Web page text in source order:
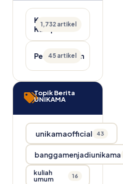
Kabar
Kampus
1,732 artikel
Pengumuman
45 artikel
Topik Berita
UNIKAMA
unikamaofficial 43
banggamenjadiunikama
kuliah
umum
16